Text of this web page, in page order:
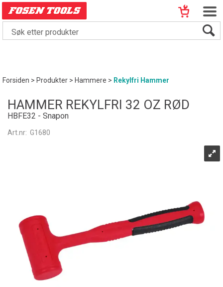
Forsiden>Produkter>Hammere> Rekylfri Hammer
HAMMER REKYLFRI 32 OZ RØD
HBFE32 - Snapon
Art.nr: G1680